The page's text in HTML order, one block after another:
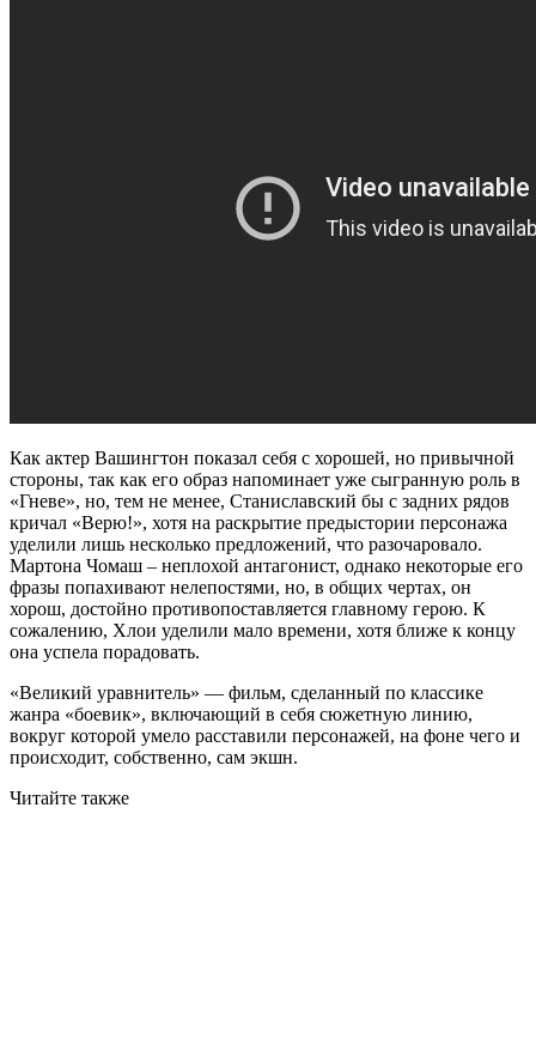
Как актер Вашингтон показал себя с хорошей, но привычной
стороны, так как его образ напоминает уже сыгранную роль в
«Гневе», но, тем не менее, Станиславский бы с задних рядов
кричал «Верю!», хотя на раскрытие предыстории персонажа
уделили лишь несколько предложений, что разочаровало.
Мартона Чомаш – неплохой антагонист, однако некоторые его
фразы попахивают нелепостями, но, в общих чертах, он
хорош, достойно противопоставляется главному герою. К
сожалению, Хлои уделили мало времени, хотя ближе к концу
она успела порадовать.
«Великий уравнитель» — фильм, сделанный по классике
жанра «боевик», включающий в себя сюжетную линию,
вокруг которой умело расставили персонажей, на фоне чего и
происходит, собственно, сам экшн.
Читайте также